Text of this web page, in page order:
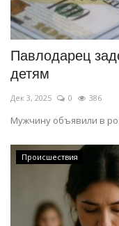
Павлодарец
детям
Дек 3, 2025 0 386
Мужчину объявили в
Происшествия